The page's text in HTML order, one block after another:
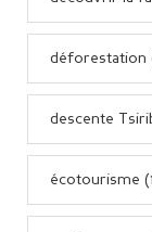
déforestation
descente
écotourisme